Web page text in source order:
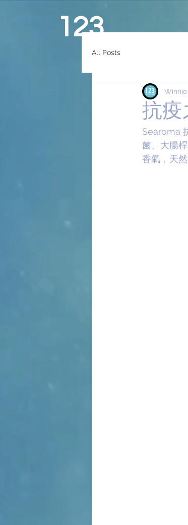
123
All Posts
抗疫
Winnie
Searoma
菌、大腸
香氣，天